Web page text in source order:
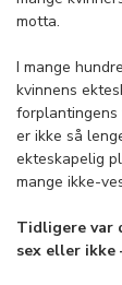
motta.
I mange
kvinnens
forplantingens
er ikke så
ekteskapelig
mange ikke-
Tidligere var
sex eller ikke